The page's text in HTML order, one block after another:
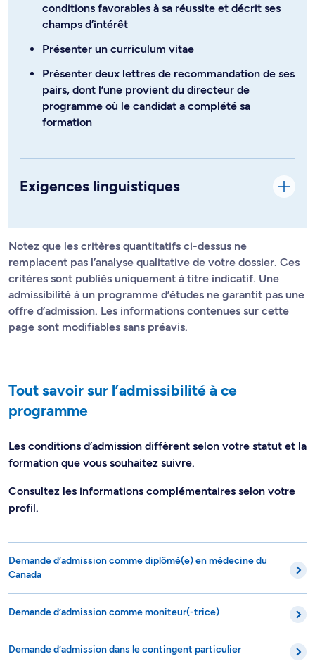
conditions favorables à sa réussite et décrit ses
champs d’intérêt
Présenter un curriculum vitae
Présenter deux lettres de recommandation de ses
pairs, dont l’une provient du directeur de
programme où le candidat a complété sa
formation
Exigences linguistiques
Notez que les critères quantitatifs ci-dessus ne
remplacent pas l’analyse qualitative de votre dossier. Ces
critères sont publiés uniquement à titre indicatif. Une
admissibilité à un programme d’études ne garantit pas une
offre d’admission. Les informations contenues sur cette
page sont modifiables sans préavis.
Tout savoir sur l’admissibilité à ce
programme
Les conditions d’admission diffèrent selon votre statut et la
formation que vous souhaitez suivre.
Consultez les informations complémentaires selon votre
profil.
Demande d’admission comme diplômé(e) en médecine du
Canada
Demande d’admission comme moniteur(-trice)
Demande d’admission dans le contingent particulier